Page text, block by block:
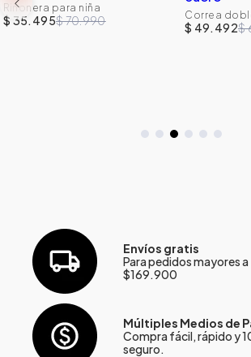
Riñonera para niña
$ 35.495$ 70.990 Correa
$ 49.492$
Envíos gratis
Para pedidos mayores a
$169.900
Múltiples Medios de
Compra fácil, rápido y
seguro.